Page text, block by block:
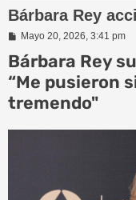
Bárbara Rey
M
n
s
a
j
e
Mayo 20, 2026, 3:41 pm
Bárbara Rey
“Me pusieron
tremendo"